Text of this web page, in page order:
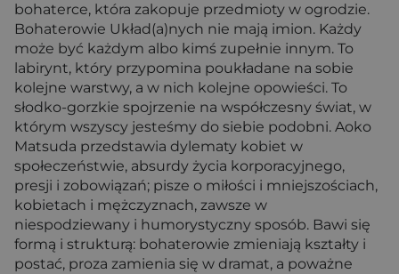
bohaterce, która zakopuje przedmioty w ogrodzie.
Bohaterowie Układ(a)nych nie mają imion. Każdy
może być każdym albo kimś zupełnie innym. To
labirynt, który przypomina poukładane na sobie
kolejne warstwy, a w nich kolejne opowieści. To
słodko-gorzkie spojrzenie na współczesny świat, w
którym wszyscy jesteśmy do siebie podobni. Aoko
Matsuda przedstawia dylematy kobiet w
społeczeństwie, absurdy życia korporacyjnego,
presji i zobowiązań; pisze o miłości i mniejszościach,
kobietach i mężczyznach, zawsze w
niespodziewany i humorystyczny sposób. Bawi się
formą i strukturą: bohaterowie zmieniają kształty i
postać, proza zamienia się w dramat, a poważne